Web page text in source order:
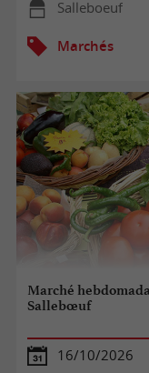
Salleboeuf
Marchés
Marché
Sallebœuf
16/10/2026